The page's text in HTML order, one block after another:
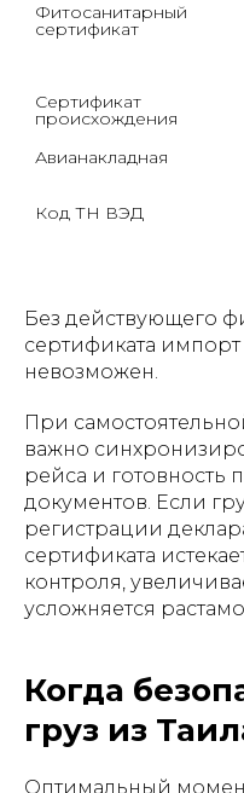
Фитосанитарный
сертификат
Сертификат
происхождения
Авианакладная
Код ТН ВЭД
Без действующего
сертификата
невозможен.
При
важно
рейса и готовность
документов. Если
регистрации
сертификата
контроля,
усложняется
Когда
груз из
Оптимальный